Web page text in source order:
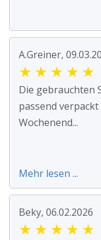
A.Greiner,
★ ★ ★ ★ ★
Die gebrauchten
passend
Wochenend...
Mehr lesen ...
Beky, 06.02.2026
★ ★ ★ ★ ★